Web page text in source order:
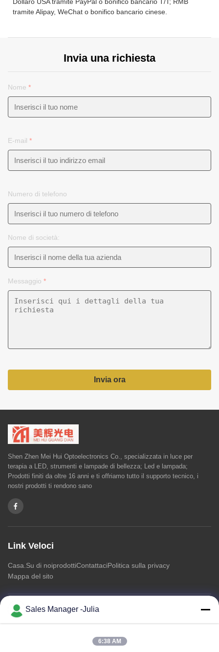
tramite Alipay, WeChat o bonifico bancario cinese.
Invia una richiesta
Nome *
E-mail *
Numero di telefono
Nome di società:
Messaggio *
Invia ora
Shen Zhen Mei Hui Optoelectronics Co., specializzata in luce per
terapia a LED, strumenti e lampade di bellezza; Led e lampada;
Prodotti finiti da oltre 16 anni e ti offriamo tutto il supporto tecnico, i
nostri prodotti ti rendono sano
Link Veloci
Casa. Su di noiprodottiContattaciPolitica sulla privacy
Mappa del sito
Contattaci
di A2 ZhongTai che apre la strada al dominio, strada di No2
Sales Manager -Julia
6:38 AM